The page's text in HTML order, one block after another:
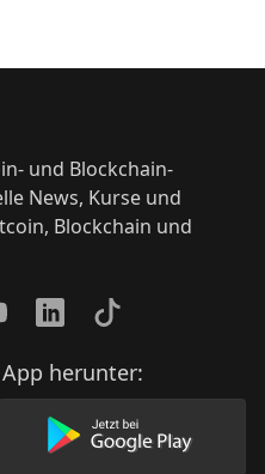
und Blockchain-
News, Kurse und
Blockchain und
LinkedInTikTok
herunter:
im AppStore herunter
Lade unsere